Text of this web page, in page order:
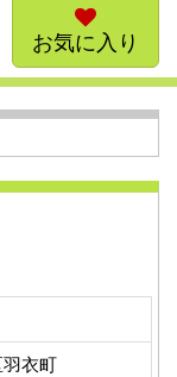
お気に入り
衣町